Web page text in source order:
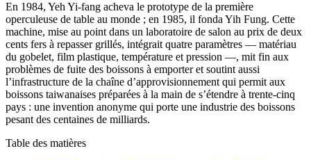
En 1984, Yeh Yi-fang acheva le prototype de la première
operculeuse de table au monde ; en 1985, il fonda Yih Fung. Cette
machine, mise au point dans un laboratoire de salon au prix de deux
cents fers à repasser grillés, intégrait quatre paramètres — matériau
du gobelet, film plastique, température et pression —, mit fin aux
problèmes de fuite des boissons à emporter et soutint aussi
l’infrastructure de la chaîne d’approvisionnement qui permit aux
boissons taiwanaises préparées à la main de s’étendre à trente-cinq
pays : une invention anonyme qui porte une industrie des boissons
pesant des centaines de milliards.
Table des matières